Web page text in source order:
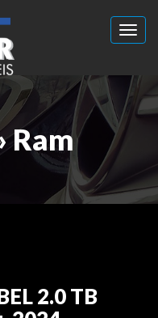
Ram
2.0 TB